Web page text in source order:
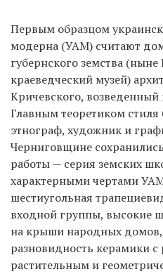
Первым образцом
модерна (УАМ) считают
губернского земства
краеведческий музей)
Кричевского,
Главным теоретиком
этнограф, художник и
Черниговщине
работы — серия земских
характерными чертами
шестиугольная
входной группы, высокие
на крыши народных
разновидность керамики с
растительным и